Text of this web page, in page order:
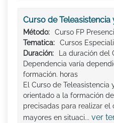
Curso de Teleasistencia
Método:
Curso FP
Tematica:
Cursos
Duración:
La duración del
Dependencia varía
formación. horas
El Curso de Teleasistencia
orientado a la formación
precisadas para realizar
mayores en situaci... ver